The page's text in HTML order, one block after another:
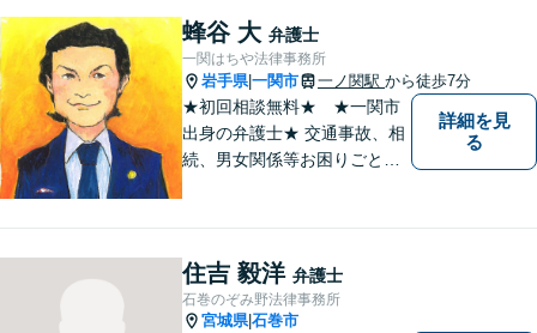
ります。何かお困りごとがご
ざいましたら、お気軽にご相
談ください。
蜂谷 大 弁護士
一関はちや法律事務所
岩手県|一関市 一ノ関駅 から徒歩7分
★初回相談無料★ ★一関市
出身の弁護士★ 交通事故、相
続、男女関係等お困りごとが
詳細を見
る
住吉 毅洋 弁護士
石巻のぞみ野法律事務所
宮城県|石巻市